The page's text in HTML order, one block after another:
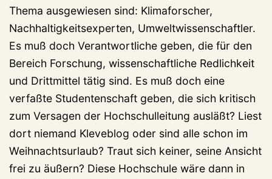
Thema ausgewiesen sind: Klimaforscher,
Nachhaltigkeitsexperten, Umweltwissenschaftler.
Es muß doch Verantwortliche geben, die für den
Bereich Forschung, wissenschaftliche Redlichkeit
und Drittmittel tätig sind. Es muß doch eine
verfaßte Studentenschaft geben, die sich kritisch
zum Versagen der Hochschulleitung ausläßt? Liest
dort niemand Kleveblog oder sind alle schon im
Weihnachtsurlaub? Traut sich keiner, seine Ansicht
frei zu äußern? Diese Hochschule wäre dann in